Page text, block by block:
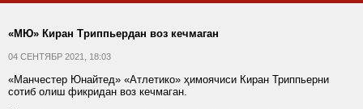
«МЮ» Киран Триппьердан воз кечмаган
04 СЕНТЯБР 2021, 18:03
«Манчестер Юнайтед» «Атлетико» ҳимоячиси Киран Триппьерни
сотиб олиш фикридан воз кечмаган.